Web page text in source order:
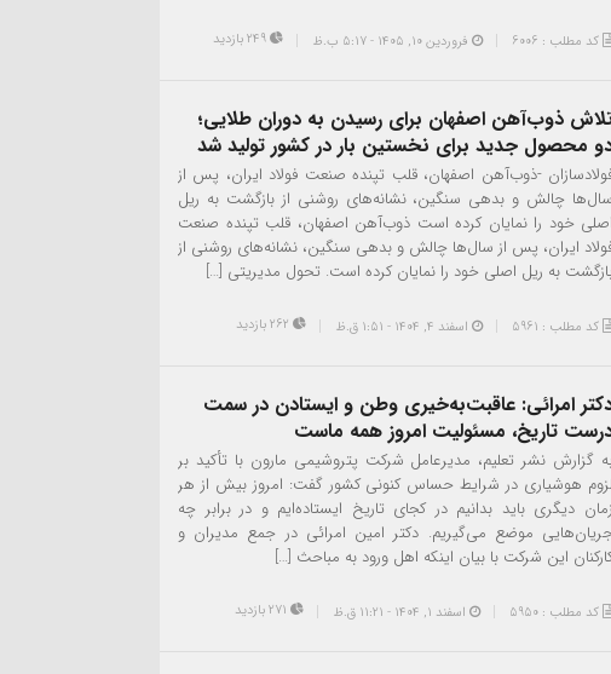
کد مطلب : 6006 فروردین ۱۰, ۱۴۰۵ - 5:17 ب.ظ
ذوب‌آهن اصفهان برای رسیدن به دوران طلایی؛
محصول جدید برای نخستین بار در کشور تولید شد
-ذوب‌آهن اصفهان، قلب تپنده صنعت فولاد ایران، پس از
سال‌ها چالش و بدهی سنگین، نشانه‌های روشنی از بازگشت به ریل
اصلی خود را نمایان کرده است ذوب‌آهن اصفهان، قلب تپنده صنعت
ایران، پس از سال‌ها چالش و بدهی سنگین، نشانه‌های روشنی از
به ریل اصلی خود را نمایان کرده است. تحول مدیریتی […]
کد مطلب : 5961 اسفند ۴, ۱۴۰۴ - 1:51 ق.ظ
امرائی: عاقبت‌به‌خیری وطن و ایستادن در سمت
تاریخ، مسئولیت امروز همه ماست
گزارش نشر تعلیم، مدیرعامل شرکت پتروشیمی مارون با تأکید بر
لزوم هوشیاری در شرایط حساس کنونی کشور گفت: امروز بیش از هر
زمان دیگری باید بدانیم در کجای تاریخ ایستاده‌ایم و در برابر چه
موضع می‌گیریم. دکتر امین امرائی در جمع مدیران و
این شرکت با بیان اینکه اهل ورود به مباحث […]
کد مطلب : 5950 اسفند ۱, ۱۴۰۴ - 11:21 ق.ظ